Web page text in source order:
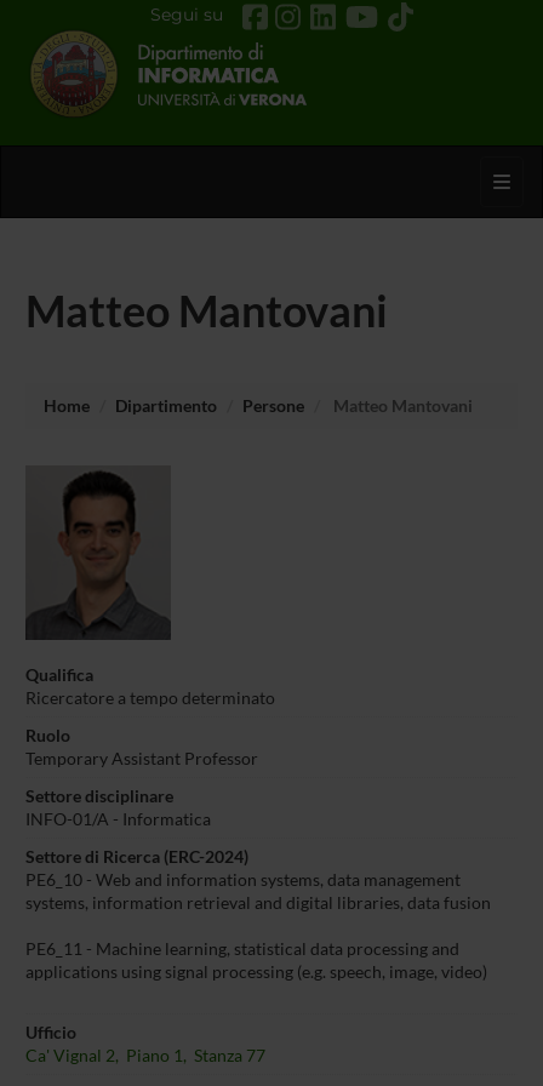
Segui su
Matteo Mantovani
Home Dipartimento Persone Matteo Mantovani
Qualifica
Ricercatore a tempo determinato
Ruolo
Temporary Assistant Professor
Settore disciplinare
INFO-01/A - Informatica
Settore di Ricerca (ERC-2024)
PE6_10 - Web and information systems, data management
systems, information retrieval and digital libraries, data fusion
PE6_11 - Machine learning, statistical data processing and
applications using signal processing (e.g. speech, image, video)
Ufficio
Ca' Vignal 2, Piano 1, Stanza 77